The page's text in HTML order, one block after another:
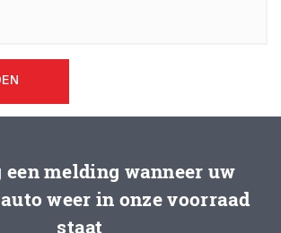
een melding wanneer uw
weer in onze voorraad
staat